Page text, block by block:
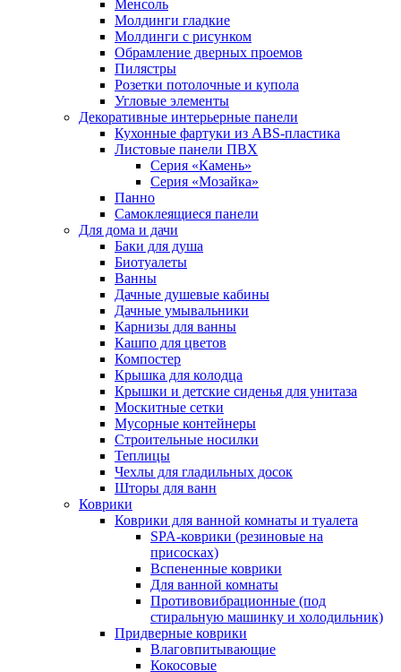
Менсоль
Молдинги гладкие
Молдинги с рисунком
Обрамление дверных проемов
Пилястры
Розетки потолочные и купола
Угловые элементы
Декоративные интерьерные панели
Кухонные фартуки из ABS-пластика
Листовые панели ПВХ
Серия «Камень»
Серия «Мозайка»
Панно
Самоклеящиеся панели
Для дома и дачи
Баки для душа
Биотуалеты
Ванны
Дачные душевые кабины
Дачные умывальники
Карнизы для ванны
Кашпо для цветов
Компостер
Крышка для колодца
Крышки и детские сиденья для унитаза
Москитные сетки
Мусорные контейнеры
Строительные носилки
Теплицы
Чехлы для гладильных досок
Шторы для ванн
Коврики
Коврики для ванной комнаты и туалета
SPA-коврики (резиновые на
присосках)
Вспененные коврики
Для ванной комнаты
Противовибрационные (под
стиральную машинку и холодильник)
Придверные коврики
Влаговпитывающие
Кокосовые